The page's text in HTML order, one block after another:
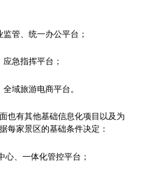
管、统一办公平台；
急指挥平台；
域旅游电商平台。
也有其他基础信息化项目以及为
每家景区的基础条件决定：
心、一体化管控平台；